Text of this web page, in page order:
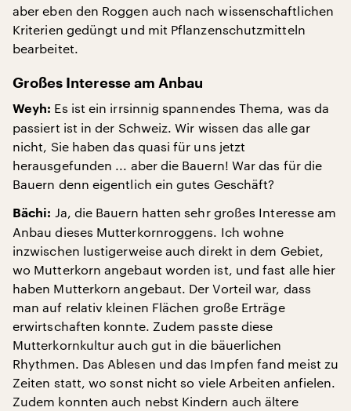
aber eben den Roggen auch nach wissenschaftlichen
Kriterien gedüngt und mit Pflanzenschutzmitteln
bearbeitet.
Großes Interesse am Anbau
Weyh: Es ist ein irrsinnig spannendes Thema, was da
passiert ist in der Schweiz. Wir wissen das alle gar
nicht, Sie haben das quasi für uns jetzt
herausgefunden ... aber die Bauern! War das für die
Bauern denn eigentlich ein gutes Geschäft?
Bächi: Ja, die Bauern hatten sehr großes Interesse am
Anbau dieses Mutterkornroggens. Ich wohne
inzwischen lustigerweise auch direkt in dem Gebiet,
wo Mutterkorn angebaut worden ist, und fast alle hier
haben Mutterkorn angebaut. Der Vorteil war, dass
man auf relativ kleinen Flächen große Erträge
erwirtschaften konnte. Zudem passte diese
Mutterkornkultur auch gut in die bäuerlichen
Rhythmen. Das Ablesen und das Impfen fand meist zu
Zeiten statt, wo sonst nicht so viele Arbeiten anfielen.
Zudem konnten auch nebst Kindern auch ältere